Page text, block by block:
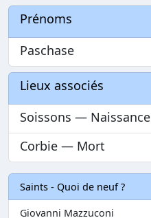
Prénoms
Paschase
Lieux associés
Soissons — Naissance
Corbie — Mort
Saints - Quoi de neuf ?
Giovanni Mazzuconi